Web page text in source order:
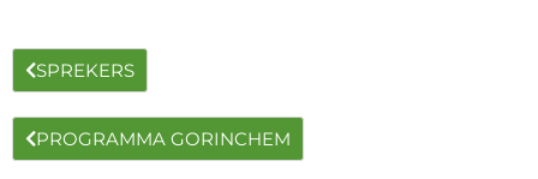
SPREKERS
PROGRAMMA GORINCHEM